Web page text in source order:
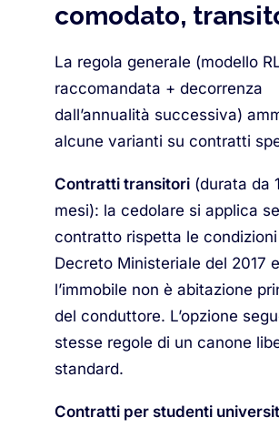
comodato,
La regola generale (modello
raccomandata + decorrenza
dall’annualità successiva)
alcune varianti su contratti
Contratti transitori (durata da
mesi): la cedolare si applica
contratto rispetta le
Decreto Ministeriale del 2017
l’immobile non è abitazione
del conduttore. L’opzione
stesse regole di un canone
standard.
Contratti per studenti